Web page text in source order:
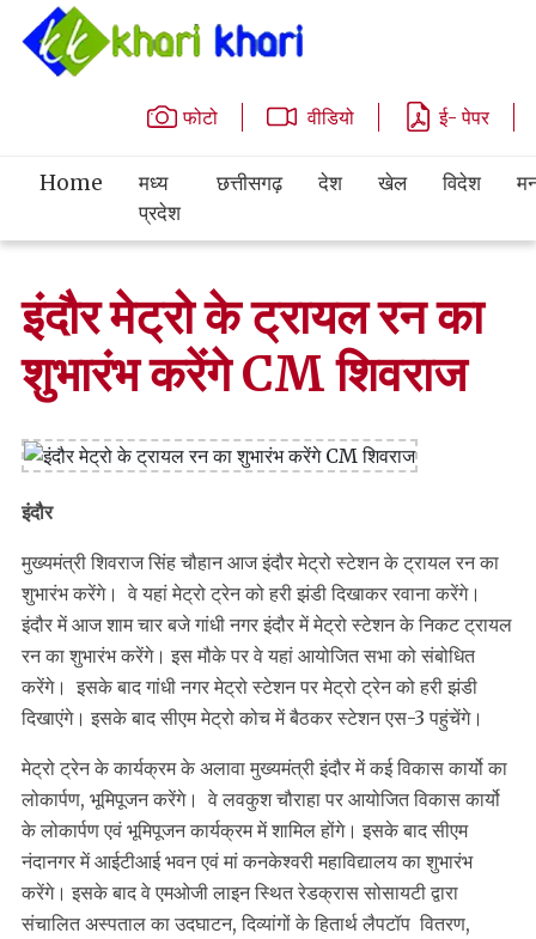
फोटो वीडियो ई- पेपर
Home
मध्य
प्रदेश
छत्तीसगढ़ देश खेल विदेश
इंदौर मेट्रो के ट्रायल रन का
शुभारंभ करेंगे CM शिवराज
इंदौर
मुख्यमंत्री शिवराज सिंह चौहान आज इंदौर मेट्रो स्टेशन के ट्रायल रन का
शुभारंभ करेंगे। वे यहां मेट्रो ट्रेन को हरी झंडी दिखाकर रवाना करेंगे।
इंदौर में आज शाम चार बजे गांधी नगर इंदौर में मेट्रो स्टेशन के निकट ट्रायल
रन का शुभारंभ करेंगे। इस मौके पर वे यहां आयोजित सभा को संबोधित
करेंगे। इसके बाद गांधी नगर मेट्रो स्टेशन पर मेट्रो ट्रेन को हरी झंडी
दिखाएंगे। इसके बाद सीएम मेट्रो कोच में बैठकर स्टेशन एस-3 पहुंचेंगे।
मेट्रो ट्रेन के कार्यक्रम के अलावा मुख्यमंत्री इंदौर में कई विकास कार्यो का
लोकार्पण, भूमिपूजन करेंगे। वे लवकुश चौराहा पर आयोजित विकास कार्यो
के लोकार्पण एवं भूमिपूजन कार्यक्रम में शामिल होंगे। इसके बाद सीएम
नंदानगर में आईटीआई भवन एवं मां कनकेश्वरी महाविद्यालय का शुभारंभ
करेंगे। इसके बाद वे एमओजी लाइन स्थित रेडक्रास सोसायटी द्वारा
संचालित अस्पताल का उदघाटन, दिव्यांगों के हितार्थ लैपटॉप वितरण,